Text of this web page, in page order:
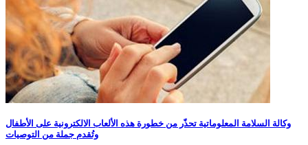
وكالة السلامة المعلوماتية تحذّر من خطورة هذه الألعاب الالكترونية على الأطفال
وتُقدم جملة من التوصيات